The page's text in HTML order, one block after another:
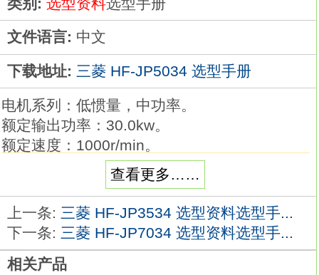
类别: 选型资料选型手册
文件语言: 中文
下载地址: 三菱 HF-JP5034 选型手册
电机系列：低惯量，中功率。
额定输出功率：30.0kw。
额定速度：1000r/min。
是否带刹车：不带。
轴端：标准（直轴）。
电压：400V型。
保护等级：IP65(IP67)。
特征：低惯量从低速到高速，三种模式可选
择，适用于不同的应用范围。作为标准产口，
查看更多……
上一条: 三菱 HF-JP3534 选型资料选型手...
下一条: 三菱 HF-JP7034 选型资料选型手...
相关产品